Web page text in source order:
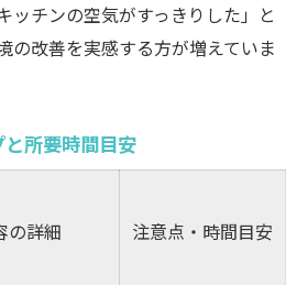
ッチンの空気がすっきりした」と
の改善を実感する方が増えていま
所要時間目安
の詳細 注意点・時間目安